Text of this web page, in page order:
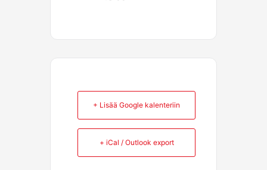
+ Lisää Google kalenteriin
+ iCal / Outlook export